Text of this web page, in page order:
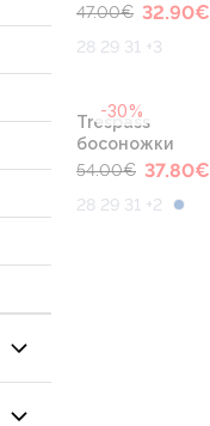
47.00€ 32.90€
28 29 31 +3
-30%
Trespass
босоножки
54.00€ 37.80€
28 29 31 +2